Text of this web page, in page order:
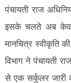
पंचायती राज
इसके चलते अब केवल
मानचित्र स्वीकृति
विभाग ने पंचायती
से एक सर्कुलर जारी